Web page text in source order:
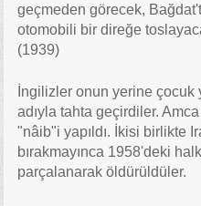
geçmeden görecek,
otomobili bir direğe
(1939)
İngilizler onun yerine çocuk
adıyla tahta geçirdiler.
"nâib"i yapıldı. İkisi birlikte
bırakmayınca 1958'deki
parçalanarak öldürüldüler.